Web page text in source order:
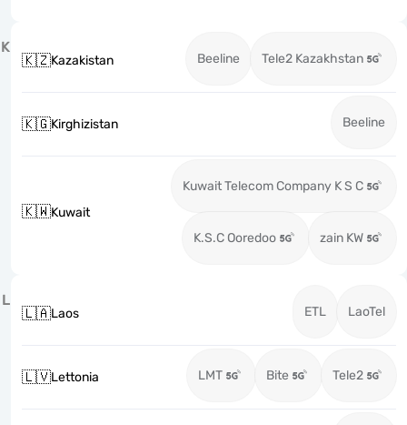
K
🇰🇿Kazakistan Beeline Tele2 Kazakhstan
🇰🇬Kirghizistan Beeline
🇰🇼Kuwait
Kuwait Telecom Company K S C
K.S.C Ooredoo zain KW
L
🇱🇦Laos ETL LaoTel
🇱🇻Lettonia LMT Bite Tele2